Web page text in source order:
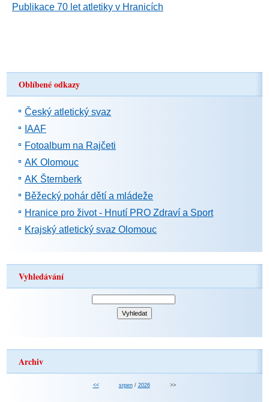
Publikace 70 let atletiky v Hranicích
Oblíbené odkazy
Český atletický svaz
IAAF
Fotoalbum na Rajčeti
AK Olomouc
AK Šternberk
Běžecký pohár dětí a mládeže
Hranice pro život - Hnutí PRO Zdraví a Sport
Krajský atletický svaz Olomouc
Vyhledávání
Archiv
<< srpen/ 2026 >>